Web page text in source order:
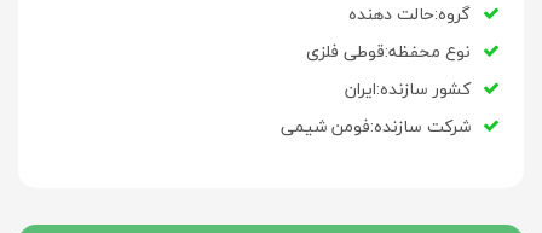
گروه:حالت دهنده
نوع محفظه:قوطی فلزی
کشور سازنده:ایران
شرکت سازنده:فومن شیمی